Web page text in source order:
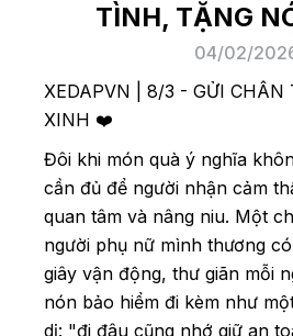
TÌNH, TẶNG
04/02/
XEDAPVN | 8/3 - GỬI CHÂN
XINH ❤️
Đôi khi món quà ý nghĩa
cần đủ để người nhận cảm
quan tâm và nâng niu. Một
người phụ nữ mình thương
giây vận động, thư giãn mỗi
nón bảo hiểm đi kèm như
dị: "đi đâu cũng nhớ giữ an